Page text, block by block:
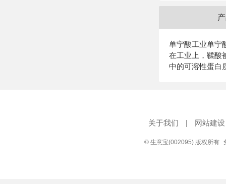
单宁酸工业单宁
在工业上，鞣酸
中的可溶性蛋白
关于我们 | 网站建设
© 生意宝(002095) 版权所有